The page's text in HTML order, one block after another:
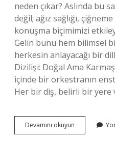
neden çıkar? Aslında bu
değil; ağız sağlığı,
konuşma biçimimizi
Gelin bunu hem bilimsel
herkesin anlayacağı bir
Dizilişi: Doğal Ama
içinde bir orkestranın
Her bir diş, belirli bir yere
Devamını okuyun
üste